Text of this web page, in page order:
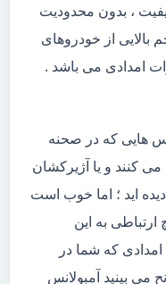
، بدون محدودیت
از خودروهای
امدادی می باشد .
هایی که در صحنه
کنند و یا آژیرکشان
اید ؛ اما خوب است
به این
که شما در
بینید آمبولانس